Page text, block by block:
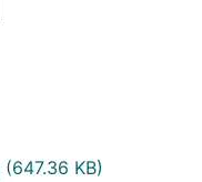
(647.36 KB)